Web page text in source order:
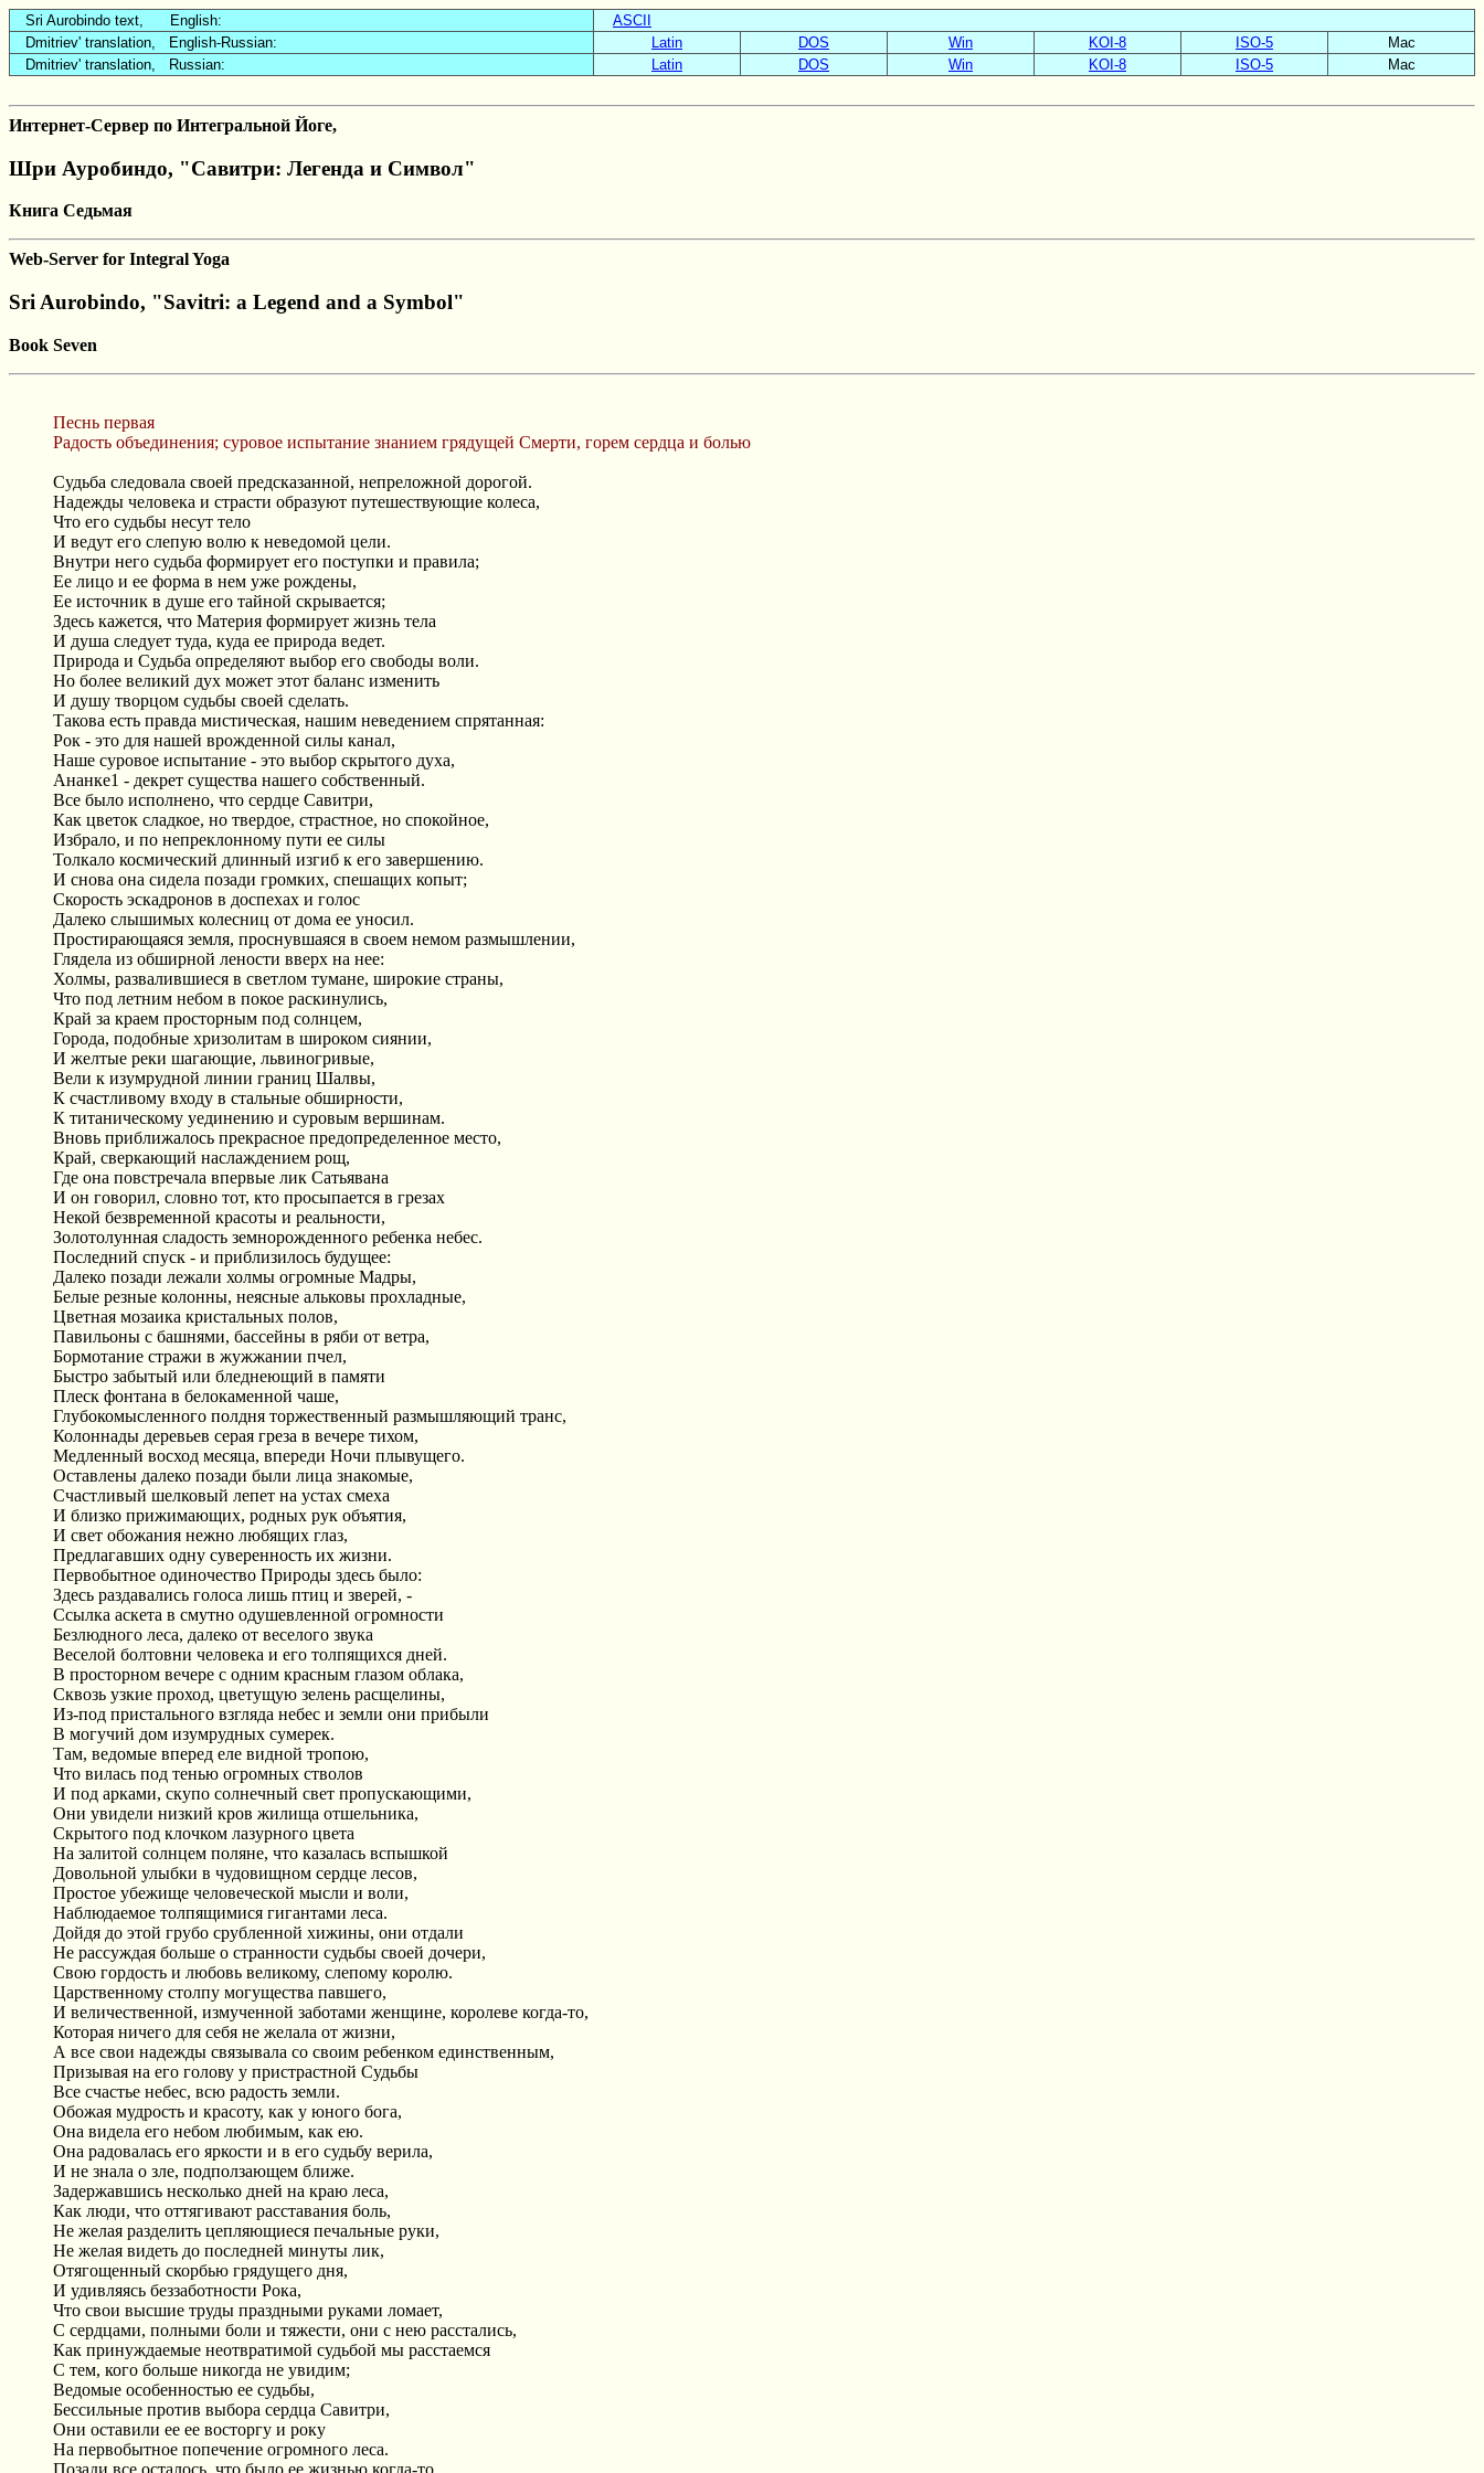
Sri Aurobindo text, English:
ASCII
Dmitriev' translation, English-Russian:
Latin DOS Win KOI-8 ISO-5
Mac
Dmitriev' translation, Russian:
Latin DOS Win KOI-8 ISO-5 Mac
Интернет-Сервер по Интегральной Йоге,
Шри Ауробиндо, "Савитри: Легенда и Символ"
Книга Седьмая
Web-Server for Integral Yoga
Sri Aurobindo, "Savitri: a Legend and a Symbol"
Book Seven
Песнь первая
Радость объединения; суровое испытание знанием грядущей Смерти, горем сердца и болью
Судьба следовала своей предсказанной, непреложной дорогой.
Надежды человека и страсти образуют путешествующие колеса,
Что его судьбы несут тело
И ведут его слепую волю к неведомой цели.
Внутри него судьба формирует его поступки и правила;
Ее лицо и ее форма в нем уже рождены,
Ее источник в душе его тайной скрывается;
Здесь кажется, что Материя формирует жизнь тела
И душа следует туда, куда ее природа ведет.
Природа и Судьба определяют выбор его свободы воли.
Но более великий дух может этот баланс изменить
И душу творцом судьбы своей сделать.
Такова есть правда мистическая, нашим неведением спрятанная:
Рок - это для нашей врожденной силы канал,
Наше суровое испытание - это выбор скрытого духа,
Ананке1 - декрет существа нашего собственный.
Все было исполнено, что сердце Савитри,
Как цветок сладкое, но твердое, страстное, но спокойное,
Избрало, и по непреклонному пути ее силы
Толкало космический длинный изгиб к его завершению.
И снова она сидела позади громких, спешащих копыт;
Скорость эскадронов в доспехах и голос
Далеко слышимых колесниц от дома ее уносил.
Простирающаяся земля, проснувшаяся в своем немом размышлении,
Глядела из обширной лености вверх на нее:
Холмы, развалившиеся в светлом тумане, широкие страны,
Что под летним небом в покое раскинулись,
Край за краем просторным под солнцем,
Города, подобные хризолитам в широком сиянии,
И желтые реки шагающие, львиногривые,
Вели к изумрудной линии границ Шалвы,
К счастливому входу в стальные обширности,
К титаническому уединению и суровым вершинам.
Вновь приближалось прекрасное предопределенное место,
Край, сверкающий наслаждением рощ,
Где она повстречала впервые лик Сатьявана
И он говорил, словно тот, кто просыпается в грезах
Некой безвременной красоты и реальности,
Золотолунная сладость земнорожденного ребенка небес.
Последний спуск - и приблизилось будущее:
Далеко позади лежали холмы огромные Мадры,
Белые резные колонны, неясные альковы прохладные,
Цветная мозаика кристальных полов,
Павильоны с башнями, бассейны в ряби от ветра,
Бормотание стражи в жужжании пчел,
Быстро забытый или бледнеющий в памяти
Плеск фонтана в белокаменной чаше,
Глубокомысленного полдня торжественный размышляющий транс,
Колоннады деревьев серая греза в вечере тихом,
Медленный восход месяца, впереди Ночи плывущего.
Оставлены далеко позади были лица знакомые,
Счастливый шелковый лепет на устах смеха
И близко прижимающих, родных рук объятия,
И свет обожания нежно любящих глаз,
Предлагавших одну суверенность их жизни.
Первобытное одиночество Природы здесь было:
Здесь раздавались голоса лишь птиц и зверей, -
Ссылка аскета в смутно одушевленной огромности
Безлюдного леса, далеко от веселого звука
Веселой болтовни человека и его толпящихся дней.
В просторном вечере с одним красным глазом облака,
Сквозь узкие проход, цветущую зелень расщелины,
Из-под пристального взгляда небес и земли они прибыли
В могучий дом изумрудных сумерек.
Там, ведомые вперед еле видной тропою,
Что вилась под тенью огромных стволов
И под арками, скупо солнечный свет пропускающими,
Они увидели низкий кров жилища отшельника,
Скрытого под клочком лазурного цвета
На залитой солнцем поляне, что казалась вспышкой
Довольной улыбки в чудовищном сердце лесов,
Простое убежище человеческой мысли и воли,
Наблюдаемое толпящимися гигантами леса.
Дойдя до этой грубо срубленной хижины, они отдали
Не рассуждая больше о странности судьбы своей дочери,
Свою гордость и любовь великому, слепому королю.
Царственному столпу могущества павшего,
И величественной, измученной заботами женщине, королеве когда-то,
Которая ничего для себя не желала от жизни,
А все свои надежды связывала со своим ребенком единственным,
Призывая на его голову у пристрастной Судьбы
Все счастье небес, всю радость земли.
Обожая мудрость и красоту, как у юного бога,
Она видела его небом любимым, как ею.
Она радовалась его яркости и в его судьбу верила,
И не знала о зле, подползающем ближе.
Задержавшись несколько дней на краю леса,
Как люди, что оттягивают расставания боль,
Не желая разделить цепляющиеся печальные руки,
Не желая видеть до последней минуты лик,
Отягощенный скорбью грядущего дня,
И удивляясь беззаботности Рока,
Что свои высшие труды праздными руками ломает,
С сердцами, полными боли и тяжести, они с нею расстались,
Как принуждаемые неотвратимой судьбой мы расстаемся
С тем, кого больше никогда не увидим;
Ведомые особенностью ее судьбы,
Бессильные против выбора сердца Савитри,
Они оставили ее ее восторгу и року
На первобытное попечение огромного леса.
Позади все осталось, что было ее жизнью когда-то,